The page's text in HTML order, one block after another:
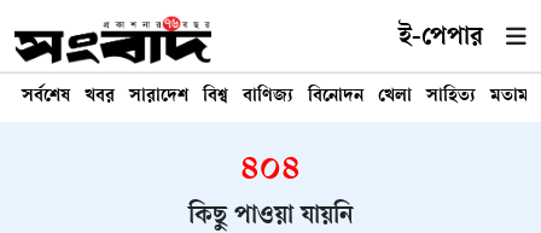
ই-পেপার
সর্বশেষ খবর সারাদেশ বিশ্ব বাণিজ্য বিনোদন খেলা সাহিত্য মতামত
৪০৪
কিছু পাওয়া যায়নি